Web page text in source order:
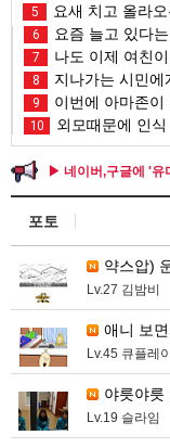
5 요새 치고 올라
6 요즘 늘고 있다
7 나도 이제 여친
8 지나가는 시민
9 이번에 아마존
10 외모때문에 인
▶ 네이버,구글에 '유
포토
약스압)
Lv.27 김밤비
애니 보
Lv.45 큐플레이
야릇야릇
Lv.19 슬라임